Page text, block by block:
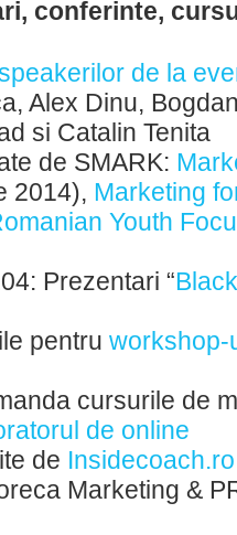
conferinte,
de la
Alex Dinu,
si Catalin Tenita
de SMARK:
2014), Marketing
Youth
Prezentari “
pentru workshop-
cursurile de
de online
de Insidecoach.ro
Marketing &